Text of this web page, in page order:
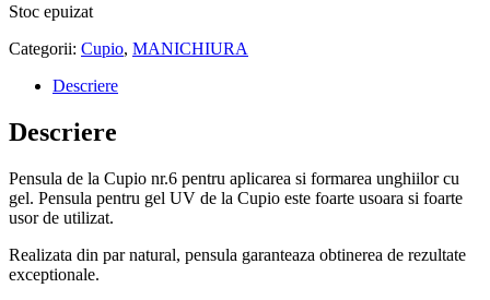
Stoc epuizat
Categorii: Cupio, MANICHIURA
Descriere
Descriere
Pensula de la Cupio nr.6 pentru aplicarea si formarea unghiilor cu
gel. Pensula pentru gel UV de la Cupio este foarte usoara si foarte
usor de utilizat.
Realizata din par natural, pensula garanteaza obtinerea de rezultate
exceptionale.